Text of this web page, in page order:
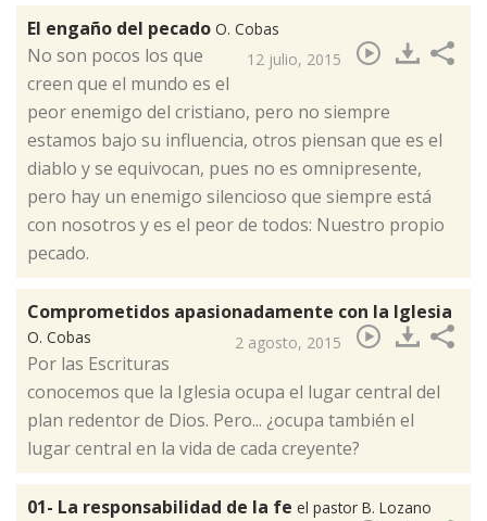
El engaño del pecado O. Cobas
12 julio, 2015
​No son pocos los que
creen que el mundo es el
peor enemigo del cristiano, pero no siempre
estamos bajo su influencia, otros piensan que es el
diablo y se equivocan, pues no es omnipresente,
pero hay un enemigo silencioso que siempre está
con nosotros y es el peor de todos: Nuestro propio
pecado.
Comprometidos apasionadamente con la Iglesia
O. Cobas 2 agosto, 2015
​Por las Escrituras
conocemos que la Iglesia ocupa el lugar central del
plan redentor de Dios. Pero... ¿ocupa también el
lugar central en la vida de cada creyente?
01- La responsabilidad de la fe el pastor B. Lozano